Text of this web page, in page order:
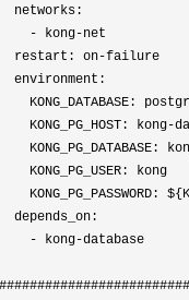
networks:
- kong-net
restart: on
-failure
environment:
KONG_DATABASE:
KONG_PG_HOST: kong
-
KONG_PG_DATABASE:
KONG_PG_USER: kong
KONG_PG_PASSWORD:
depends_on:
- kong-database